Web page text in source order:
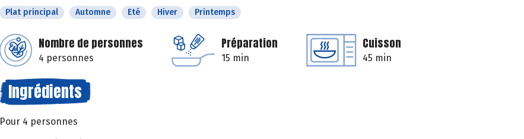
Plat principal Automne Eté Hiver Printemps
Nombre de personnes
4 personnes
Préparation
15 min
Cuisson
45 min
Ingrédients
Pour 4 personnes